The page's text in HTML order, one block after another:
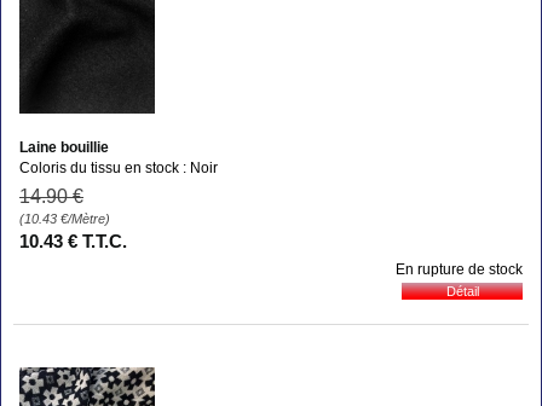
Laine bouillie
Coloris du tissu en stock : Noir
14.90 €
(10.43 €/Mètre)
10.43 € T.T.C.
En rupture de stock